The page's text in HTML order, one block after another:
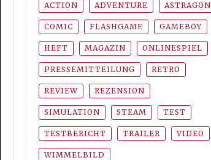
ACTION ADVENTURE ASTRAGON
COMIC FLASHGAME GAMEBOY
HEFT MAGAZIN ONLINESPIEL
PRESSEMITTEILUNG RETRO
REVIEW REZENSION
SIMULATION STEAM TEST
TESTBERICHT TRAILER VIDEO
WIMMELBILD